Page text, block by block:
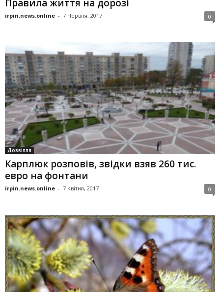
Правила життя на дорозі
irpin.news.online - 7 Червня, 2017 0
Дозвілля
Карплюк розповів, звідки взяв 260 тис.
евро на фонтани
irpin.news.online - 7 Квітня, 2017 0